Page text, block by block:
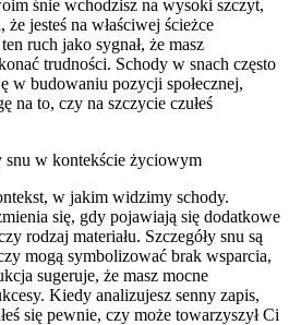
śnie wchodzisz na wysoki szczyt,
jesteś na właściwej ścieżce
ruch jako sygnał, że masz
trudności. Schody w snach często
w budowaniu pozycji społecznej,
na to, czy na szczycie czułeś
snu w kontekście życiowym
w jakim widzimy schody.
się, gdy pojawiają się dodatkowe
rodzaj materiału. Szczegóły snu są
mogą symbolizować brak wsparcia,
sugeruje, że masz mocne
Kiedy analizujesz senny zapis,
się pewnie, czy może towarzyszył Ci